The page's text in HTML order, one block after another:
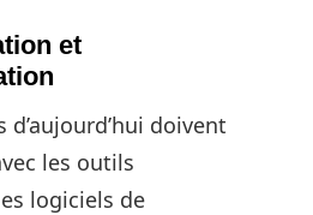
et
d’aujourd’hui doivent
les outils
logiciels de